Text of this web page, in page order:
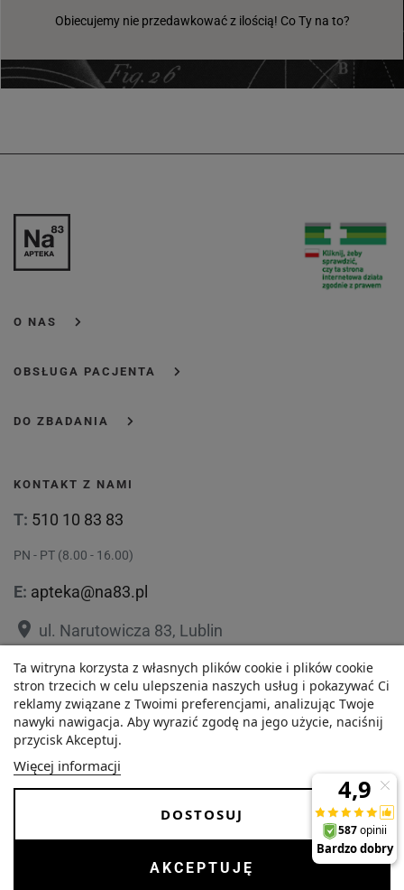
12,47 zł
- +
DODAJ DO KOSZYKA
Obiecujemy nie przedawkować z ilością! Co Ty na to?
O NAS
OBSŁUGA PACJENTA
DO ZBADANIA
KONTAKT Z NAMI
T: 510 10 83 83
PN - PT (8.00 - 16.00)
E: apteka@na83.pl
place ul. Narutowicza 83, Lublin
placeul. 1 Maja 36, Lublin
Ta witryna korzysta z własnych plików cookie i plików cookie
stron trzecich w celu ulepszenia naszych usług i pokazywać Ci
reklamy związane z Twoimi preferencjami, analizując Twoje
nawyki nawigacja. Aby wyrazić zgodę na jego użycie, naciśnij
przycisk Akceptuj.
Więcej informacji
DOSTOSUJ
AKCEPTUJĘ
O nas Zezwolenie
FAQ
Copyrights © 2026 Internetowa Apteka Na83. Wszystkie prawa